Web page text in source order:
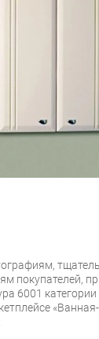
покупателей,
6001